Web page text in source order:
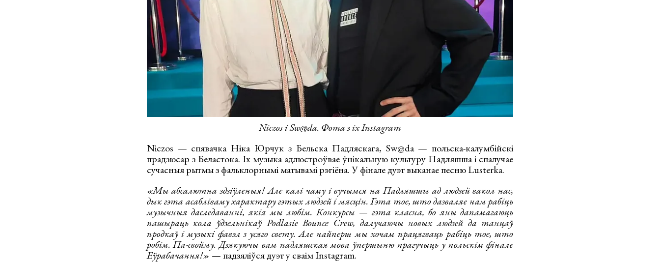
Niczos і Sw@da. Фота з іх Instagram
Niczos — спявачка Ніка Юрчук з Бельска Падляскага, Sw@da — польска-калумбійскі
прадзюсар з Беластока. Іх музыка адлюстроўвае ўнікальную культуру Падляшша і спалучае
сучасныя рытмы з фальклорнымі матывамі рэгіёна. У фінале дуэт выканае песню Lusterka.
«Мы абсалютна здзіўленыя! Але калі чаму і вучымся на Падляшшы ад людзей вакол нас,
дык гэта асабліваму характару гэтых людзей і мясцін. Гэта тое, што дазваляе нам рабіць
музычныя даследаванні, якія мы любім. Конкурсы — гэта класна, бо яны дапамагаюць
пашыраць кола ўдзельнікаў Podlasie Bounce Crew, далучаючы новых людзей да танцаў
продкаў і музыкі фавэл з усяго свету. Але найперш мы хочам працягваць рабіць тое, што
робім. Па-свойму. Дзякуючы вам падляшская мова ўпершыню прагучыць у польскім фінале
Еўрабачання!»— падзяліўся дуэт у сваім Instagram.